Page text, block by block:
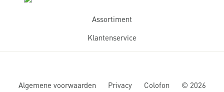
Assortiment
Klantenservice
Algemene voorwaarden Privacy Colofon © 2026